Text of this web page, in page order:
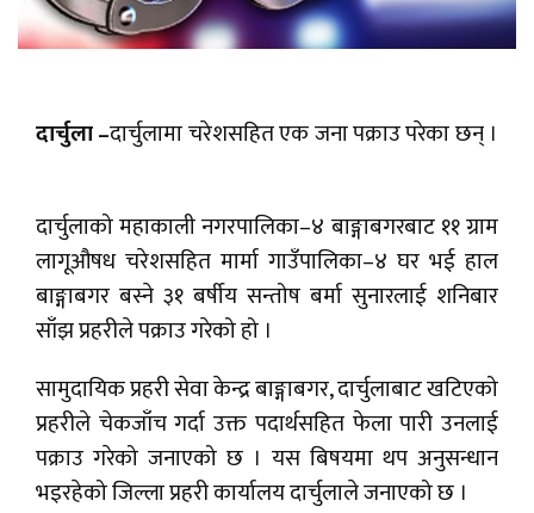
दार्चुला –दार्चुलामा चरेशसहित एक जना पक्राउ परेका छन् ।
दार्चुलाको महाकाली नगरपालिका–४ बाङ्गाबगरबाट ११ ग्राम
लागूऔषध चरेशसहित मार्मा गाउँपालिका–४ घर भई हाल
बाङ्गाबगर बस्ने ३१ बर्षीय सन्तोष बर्मा सुनारलाई शनिबार
साँझ प्रहरीले पक्राउ गरेको हो ।
सामुदायिक प्रहरी सेवा केन्द्र बाङ्गाबगर, दार्चुलाबाट खटिएको
प्रहरीले चेकजाँच गर्दा उक्त पदार्थसहित फेला पारी उनलाई
पक्राउ गरेको जनाएको छ । यस बिषयमा थप अनुसन्धान
भइरहेको जिल्ला प्रहरी कार्यालय दार्चुलाले जनाएको छ ।